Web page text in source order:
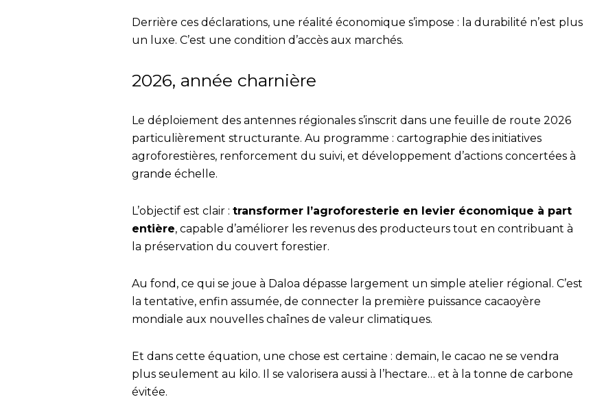
Derrière ces déclarations, une réalité économique s’impose : la durabilité n’est plus
un luxe. C’est une condition d’accès aux marchés.
2026, année charnière
Le déploiement des antennes régionales s’inscrit dans une feuille de route 2026
particulièrement structurante. Au programme : cartographie des initiatives
agroforestières, renforcement du suivi, et développement d’actions concertées à
grande échelle.
L’objectif est clair : transformer l’agroforesterie en levier économique à part
entière, capable d’améliorer les revenus des producteurs tout en contribuant à
la préservation du couvert forestier.
Au fond, ce qui se joue à Daloa dépasse largement un simple atelier régional. C’est
la tentative, enfin assumée, de connecter la première puissance cacaoyère
mondiale aux nouvelles chaînes de valeur climatiques.
Et dans cette équation, une chose est certaine : demain, le cacao ne se vendra
plus seulement au kilo. Il se valorisera aussi à l’hectare… et à la tonne de carbone
évitée.